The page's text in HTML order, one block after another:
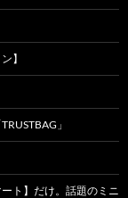
】
」
ト】だけ。話題のミニ